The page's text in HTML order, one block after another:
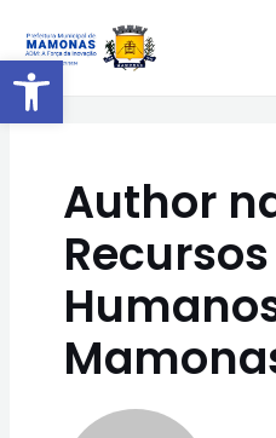
Barra de
Author
Recursos